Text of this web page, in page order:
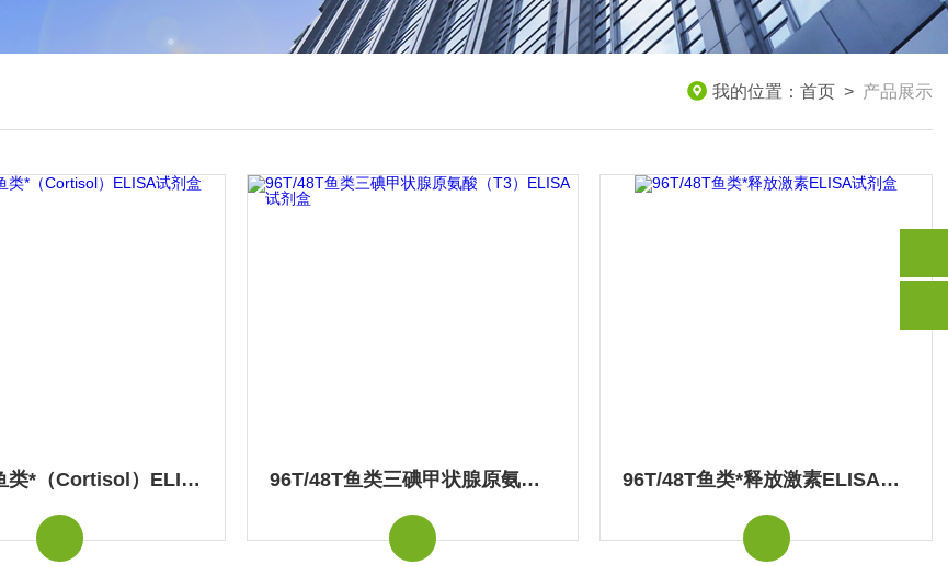
我的位置： 首页 > 产品展示
96T/48T鱼类*（Cortisol）ELISA试剂盒 96T/48T鱼类三碘甲状腺原氨酸（T3）ELISA试剂盒 96T/48T鱼类*释放激素ELISA试剂盒